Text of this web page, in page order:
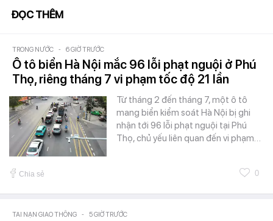
ĐỌC THÊM
TRONG NƯỚC - 6 GIỜ TRƯỚC
Ô tô biển Hà Nội mắc 96 lỗi phạt nguội ở Phú
Thọ, riêng tháng 7 vi phạm tốc độ 21 lần
Từ tháng 2 đến tháng 7, một ô tô
mang biển kiểm soát Hà Nội bị ghi
nhận tới 96 lỗi phạt nguội tại Phú
Thọ, chủ yếu liên quan đến vi phạm…
Chia sẻ 0
TAI NẠN GIAO THÔNG - 5 GIỜ TRƯỚC